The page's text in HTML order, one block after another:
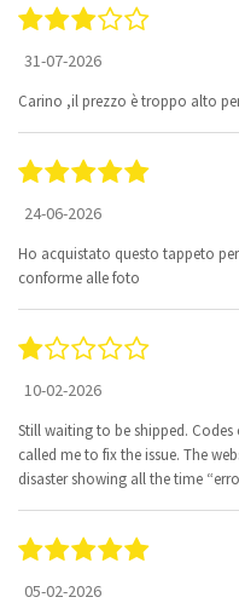
31-07-2026
Carino ,il prezzo è troppo alto
24-06-2026
Ho acquistato questo tappeto
conforme alle foto
10-02-2026
Still waiting to be shipped.
called me to fix the issue. The
disaster showing all the time
05-02-2026